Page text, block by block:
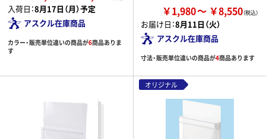
入荷日：8月17日（月）予定
アスクル在庫商品
カラー・販売単位違いの商品が6商品ありま
す
￥1,980 ￥8,550
お届け日：8月11日（火）
アスクル在庫商品
寸法・販売単位違いの商品が4商品あります
オリジナル